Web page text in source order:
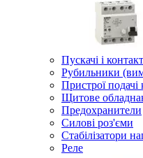
Пускачі і
Рубильники
Пристрої подачі
Щитове
Предохранители
Силові роз'єми
Стабілізатори
Реле